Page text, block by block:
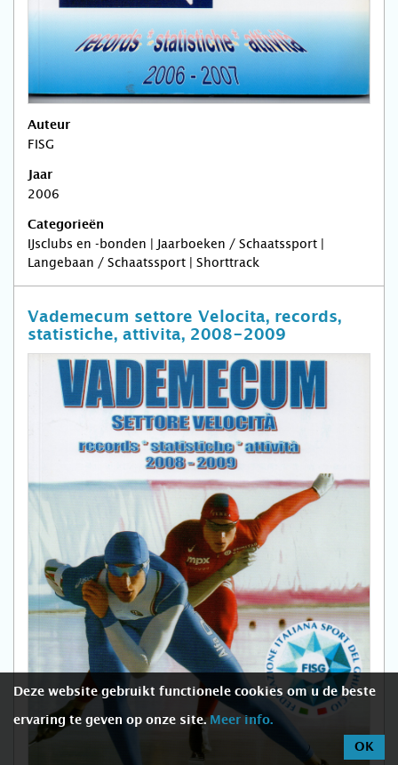
Auteur
FISG
Jaar
2006
Categorieën
IJsclubs en -bonden | Jaarboeken / Schaatssport |
Langebaan / Schaatssport | Shorttrack
Vademecum settore Velocita, records,
statistiche, attivita, 2008-2009
Deze website gebruikt functionele cookies om u de beste
ervaring te geven op onze site.Meer info.
OK